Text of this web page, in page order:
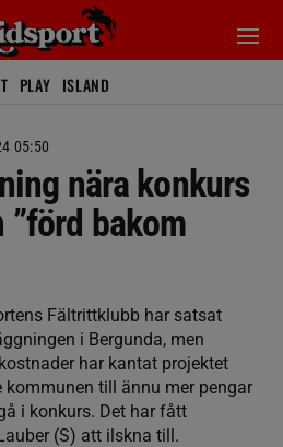
PLAY ISLAND
05:50
nära konkurs
”förd bakom
Fältrittklubb har satsat
i Bergunda, men
har kantat projektet
kommunen till ännu mer pengar
i konkurs. Det har fått
(S) att ilskna till.